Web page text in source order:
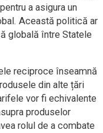
a asigura un
Această politică ar
globală între Statele
reciproce înseamnă
din alte țări
vor fi echivalente
produselor
rolul de a combate